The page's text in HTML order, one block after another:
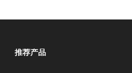
推荐产品